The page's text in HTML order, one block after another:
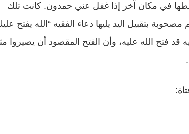
في مكان آخر إذا غفل عني حمدون. كانت تلك
مصحوبة بتقبيل اليد يليها دعاء الفقيه “الله يفتح
قد فتح الله عليه، وأن الفتح المقصود أن يصيروا